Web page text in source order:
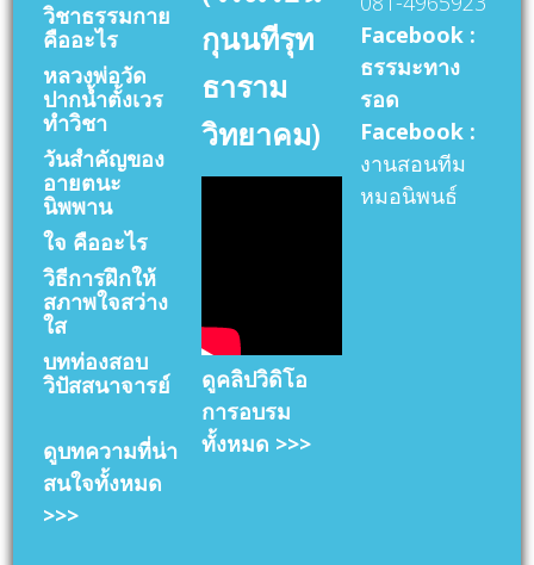
วิชาธรรมกาย
คืออะไร
หลวงพ่อวัด
ปากน้ำตั้งเวร
ทำวิชา
วันสำคัญของ
อายตนะ
นิพพาน
ใจ คืออะไร
วิธีการฝึกให้
สภาพใจสว่าง
ใส
บทท่องสอบ
วิปัสสนาจารย์
ดูบทความที่น่า
สนใจทั้งหมด
>>>
กุนนทีรุท
ธาราม
วิทยาคม)
ดูคลิปวิดิโอ
การอบรม
ทั้งหมด >>>
Facebook :
ธรรมะทาง
รอด
Facebook :
งานสอนทีม
หมอนิพนธ์